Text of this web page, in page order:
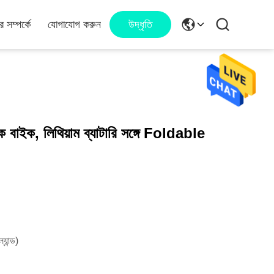
সম্পর্কে যোগাযোগ করুন উদ্ধৃতি
বাইক, লিথিয়াম ব্যাটারি সঙ্গে Foldable